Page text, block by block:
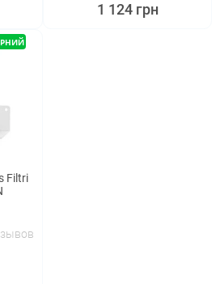
1 124 грн
Filtri